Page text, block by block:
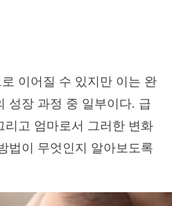
이어질 수 있지만 이는 완
성장 과정 중 일부이다. 급
리고 엄마로서 그러한 변화
법이 무엇인지 알아보도록